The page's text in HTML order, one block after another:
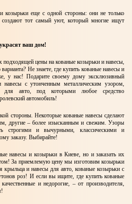
козырьки еще с одной стороны: они не только
тот самый уют, который многие ищут
ваш дом!
подходящей цены на кованые козырьки и навесы,
Не знаете, где купить кованые навесы и
у нас! Подарите своему дому эксклюзивный
навесы с утонченным металлическим узором,
для авто, под которыми любое средство
автомобиль!
стороны. Некоторые кованые навесы сделают
другие – более изысканным и свежим. Узоры
строгими и вычурными, классическими и
заказу. Выбирайте!
навесы и козырьки в Киеве, но и заказать их
За приемлемую цену мы изготовим козырьки
крыльца и навесы для авто, кованые козырьки с
роз! И если вы ищите, где купить кованые
и недорогие, – от производителя,